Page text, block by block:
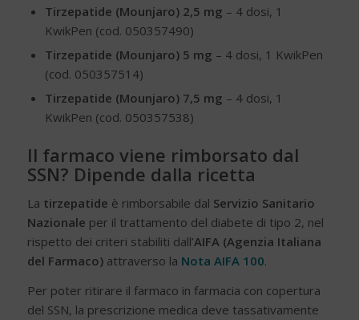
Tirzepatide (Mounjaro) 2,5 mg – 4 dosi, 1
KwikPen (cod. 050357490)
Tirzepatide (Mounjaro) 5 mg – 4 dosi, 1 KwikPen
(cod. 050357514)
Tirzepatide (Mounjaro) 7,5 mg – 4 dosi, 1
KwikPen (cod. 050357538)
Il farmaco viene rimborsato dal
SSN? Dipende dalla ricetta
La tirzepatide è rimborsabile dal Servizio Sanitario
Nazionale per il trattamento del diabete di tipo 2, nel
rispetto dei criteri stabiliti dall’AIFA (Agenzia Italiana
del Farmaco)attraverso la Nota AIFA 100.
Per poter ritirare il farmaco in farmacia con copertura
del SSN, la prescrizione medica deve tassativamente